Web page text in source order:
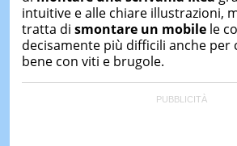
intuitive e alle chiare illustrazioni,
tratta di smontare un mobilele
decisamente più difficili anche per
bene con viti e brugole.